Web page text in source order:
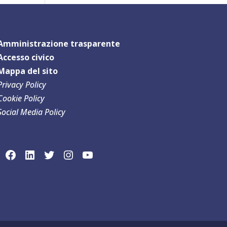
trasparente
civico
del sito
Policy
Policy
Media Policy
link social Facebook
link sociaLinkedln
link social Twitterlink social Instagram
link social YouTube